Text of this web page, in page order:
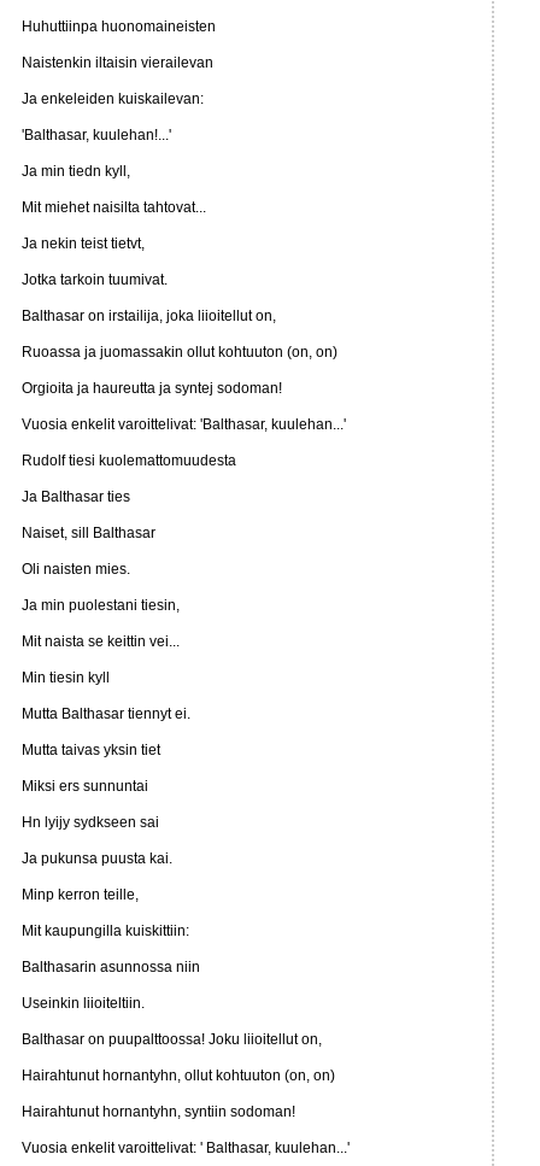
Huhuttiinpa huonomaineisten
Naistenkin iltaisin vierailevan
Ja enkeleiden kuiskailevan:
'Balthasar, kuulehan!...'
Ja min tiedn kyll,
Mit miehet naisilta tahtovat...
Ja nekin teist tietvt,
Jotka tarkoin tuumivat.
Balthasar on irstailija, joka liioitellut on,
Ruoassa ja juomassakin ollut kohtuuton (on, on)
Orgioita ja haureutta ja syntej sodoman!
Vuosia enkelit varoittelivat: 'Balthasar, kuulehan...'
Rudolf tiesi kuolemattomuudesta
Ja Balthasar ties
Naiset, sill Balthasar
Oli naisten mies.
Ja min puolestani tiesin,
Mit naista se keittin vei...
Min tiesin kyll
Mutta Balthasar tiennyt ei.
Mutta taivas yksin tiet
Miksi ers sunnuntai
Hn lyijy sydkseen sai
Ja pukunsa puusta kai.
Minp kerron teille,
Mit kaupungilla kuiskittiin:
Balthasarin asunnossa niin
Useinkin liioiteltiin.
Balthasar on puupalttoossa! Joku liioitellut on,
Hairahtunut hornantyhn, ollut kohtuuton (on, on)
Hairahtunut hornantyhn, syntiin sodoman!
Vuosia enkelit varoittelivat: ' Balthasar, kuulehan...'